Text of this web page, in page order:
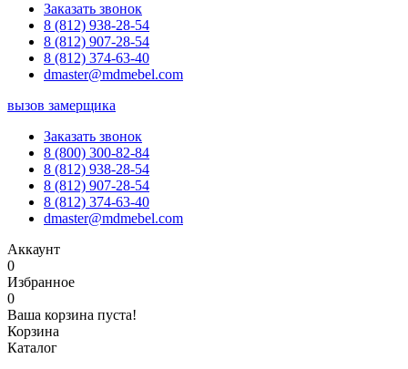
Заказать звонок
8 (812) 938-28-54
8 (812) 907-28-54
8 (812) 374-63-40
dmaster@mdmebel.com
вызов замерщика
Заказать звонок
8 (800) 300-82-84
8 (812) 938-28-54
8 (812) 907-28-54
8 (812) 374-63-40
dmaster@mdmebel.com
Аккаунт
0
Избранное
0
Ваша корзина пуста!
Корзина
Каталог